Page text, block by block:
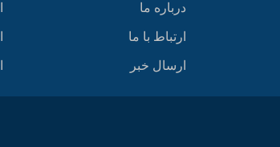
درباره ما
ارتباط با ما
ارسال خبر